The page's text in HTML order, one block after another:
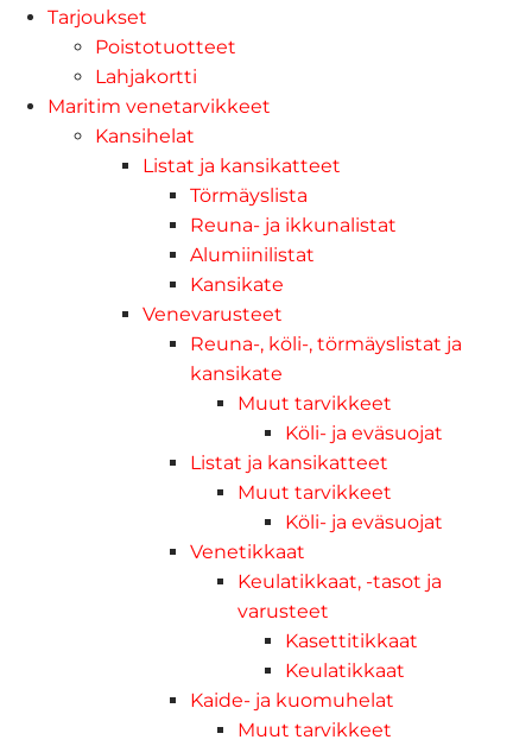
Tarjoukset
Poistotuotteet
Lahjakortti
Maritim venetarvikkeet
Kansihelat
Listat ja kansikatteet
Törmäyslista
Reuna- ja ikkunalistat
Alumiinilistat
Kansikate
Venevarusteet
Reuna-, köli-, törmäyslistat ja
kansikate
Muut tarvikkeet
Köli- ja eväsuojat
Listat ja kansikatteet
Muut tarvikkeet
Köli- ja eväsuojat
Venetikkaat
Keulatikkaat, -tasot ja
varusteet
Kasettitikkaat
Keulatikkaat
Kaide- ja kuomuhelat
Muut tarvikkeet